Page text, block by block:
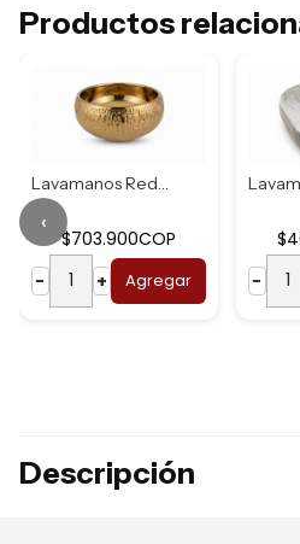
Productos
$703.900COP
−
+ Agregar
−
‹
Descripción